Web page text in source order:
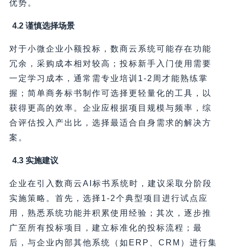
优势。
4.2 谨慎选择场景
对于小微企业小额投标，数商云系统可能存在功能
冗余，采购成本相对较高；投标新手入门使用需要
一定学习成本，通常需专业培训1-2周才能熟练掌
握；简单商务标书制作可选择更轻量化的工具，以
获得更高的效率。企业应根据项目规模与频率，综
合评估投入产出比，选择最适合自身需求的解决方
案。
4.3 实施建议
企业在引入数商云AI标书系统时，建议采取分阶段
实施策略。首先，选择1-2个典型项目进行试点应
用，熟悉系统功能并积累使用经验；其次，逐步推
广至所有投标项目，建立标准化的投标流程；最
后，与企业内部其他系统（如ERP、CRM）进行集